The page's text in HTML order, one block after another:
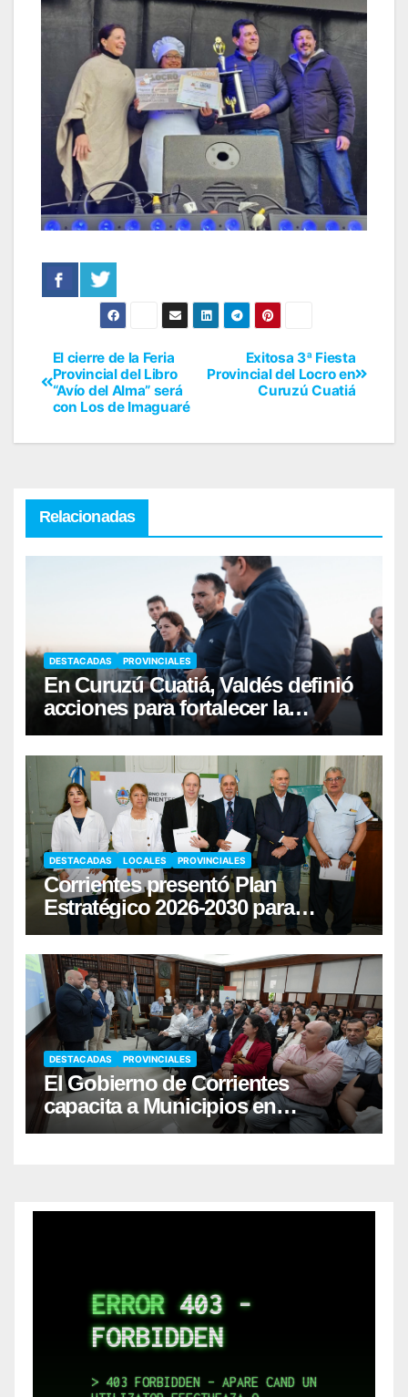
Exitosa 3ª Fiesta
Provincial del Locro en
Curuzú Cuatiá
El cierre de la Feria
Provincial del Libro
“Avío del Alma” será
con Los de Imaguaré
Relacionadas
DESTACADAS PROVINCIALES
En Curuzú Cuatiá, Valdés definió
acciones para fortalecer la
infraestructura hídrica
DESTACADAS LOCALES PROVINCIALES
Corrientes presentó Plan
Estratégico 2026-2030 para
fortalecer la donación de órganos
DESTACADAS PROVINCIALES
El Gobierno de Corrientes
capacita a Municipios en
Responsabilidad Fiscal